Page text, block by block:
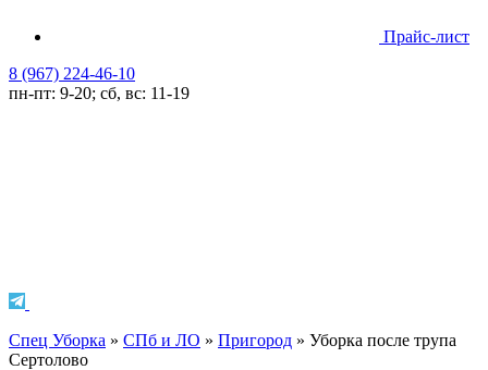
Прайс-лист
8 (967) 224-46-10
пн-пт: 9-20; сб, вс: 11-19
Спец Уборка » СПб и ЛО » Пригород » Уборка после трупа
Сертолово